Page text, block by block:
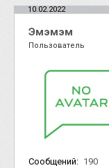
10.02.2022
Эмэмэм
Пользователь
Сообщений: 190